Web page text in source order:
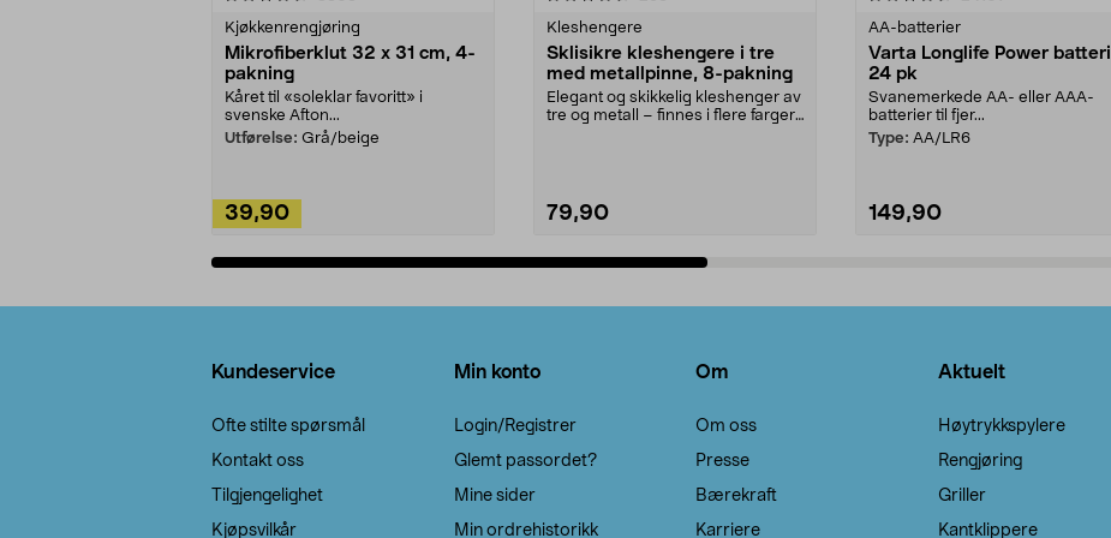
Kjøkkenrengjøring
Mikrofiberklut 32 x 31 cm, 4-
pakning
Kåret til «soleklar favoritt» i
svenske Afton...
Utførelse: Grå/beige
39,90
Kleshengere
Sklisikre kleshengere i tre
med metallpinne, 8-pakning
Elegant og skikkelig kleshenger av
tre og metall – finnes i flere farger.
79,90
AA-batterier
Varta Longlife Power batteri
24 pk
Svanemerkede AA- eller AAA-
batterier til fjer...
Type: AA/LR6
149,90
Kundeservice
Ofte stilte spørsmål
Kontakt oss
Tilgjengelighet
Kjøpsvilkår
Min konto
Login/Registrer
Glemt passordet?
Mine sider
Min ordrehistorikk
Om
Om oss
Presse
Bærekraft
Karriere
Aktuelt
Høytrykkspylere
Rengjøring
Griller
Kantklippere